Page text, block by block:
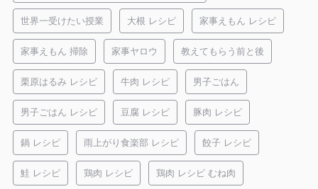
世界一受けたい授業 大根 レシピ 家事えもん レシピ
家事えもん 掃除 家事ヤロウ 教えてもらう前と後
栗原はるみ レシピ 牛肉 レシピ 男子ごはん
男子ごはん レシピ 豆腐 レシピ 豚肉 レシピ
鍋 レシピ 雨上がり食楽部 レシピ 餃子 レシピ
鮭 レシピ 鶏肉 レシピ 鶏肉 レシピ むね肉